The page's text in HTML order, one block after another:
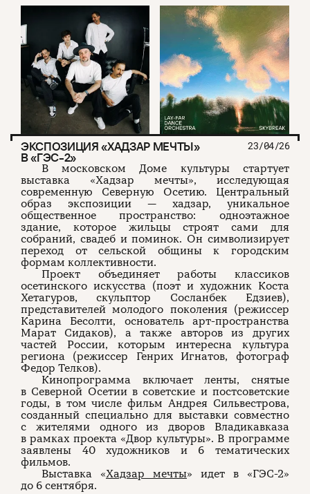
ЭКСПОЗИЦИЯ «ХАДЗАР МЕЧТЫ»
В «ГЭС-2»
23/04/26
В московском Доме культуры стартует
выставка «Хадзар мечты», исследующая
современную Северную Осетию. Центральный
образ экспозиции — хадзар, уникальное
общественное пространство: одноэтажное
здание, которое жильцы строят сами для
собраний, свадеб и поминок. Он символизирует
переход от сельской общины к городским
формам коллективности.
Проект объединяет работы классиков
осетинского искусства (поэт и художник Коста
Хетагуров, скульптор Сосланбек Едзиев),
представителей молодого поколения (режиссер
Карина Бесолти, основатель арт-пространства
Марат Сидаков), а также авторов из других
частей России, которым интересна культура
региона (режиссер Генрих Игнатов, фотограф
Федор Телков).
Кинопрограмма включает ленты, снятые
в Северной Осетии в советские и постсоветские
годы, в том числе фильм Андрея Сильвестрова,
созданный специально для выставки совместно
с жителями одного из дворов Владикавказа
в рамках проекта «Двор культуры». В программе
заявлены 40 художников и 6 тематических
фильмов.
Выставка «Хадзар мечты» идет в «ГЭС-2»
до 6 сентября.